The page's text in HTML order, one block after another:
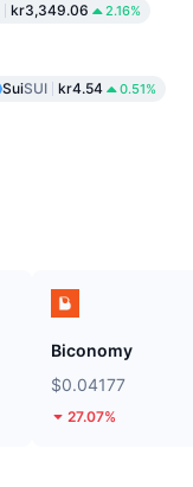
kr3,349.06 2.16%
SuiSUI kr4.54 0.51%
Biconomy
$0.04177
27.07%